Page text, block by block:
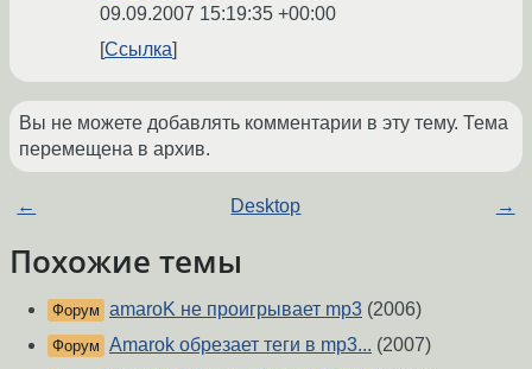
09.09.2007 15:19:35 +00:00
Ссылка
Вы не можете добавлять комментарии в эту тему. Тема
перемещена в архив.
← Desktop →
Похожие темы
Форум amaroK не проигрывает mp3 (2006)
Форум Amarok обрезает теги в mp3... (2007)